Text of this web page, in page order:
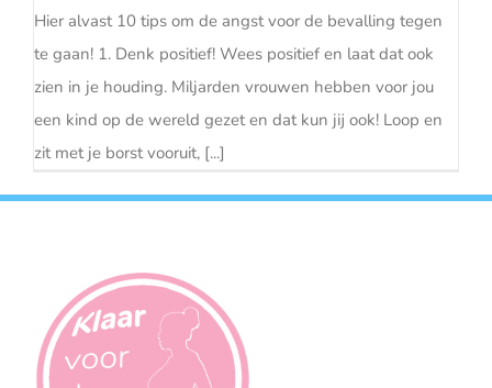
Hier alvast 10 tips om de angst voor de bevalling tegen
te gaan! 1. Denk positief! Wees positief en laat dat ook
zien in je houding. Miljarden vrouwen hebben voor jou
een kind op de wereld gezet en dat kun jij ook! Loop en
zit met je borst vooruit, [...]